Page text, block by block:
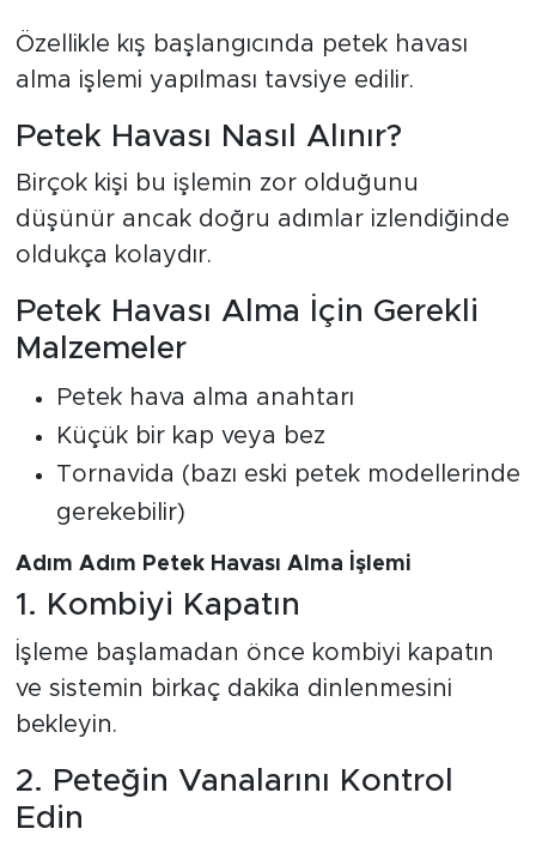
Özellikle kış başlangıcında petek havası
alma işlemi yapılması tavsiye edilir.
Petek Havası Nasıl Alınır?
Birçok kişi bu işlemin zor olduğunu
düşünür ancak doğru adımlar izlendiğinde
oldukça kolaydır.
Petek Havası Alma İçin Gerekli
Malzemeler
Petek hava alma anahtarı
Küçük bir kap veya bez
Tornavida (bazı eski petek modellerinde
gerekebilir)
Adım Adım Petek Havası Alma İşlemi
1. Kombiyi Kapatın
İşleme başlamadan önce kombiyi kapatın
ve sistemin birkaç dakika dinlenmesini
bekleyin.
2. Peteğin Vanalarını Kontrol
Edin